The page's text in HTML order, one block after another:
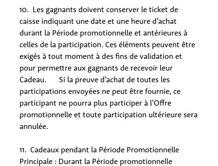
10. Les gagnants doivent conserver le ticket de
caisse indiquant une date et une heure d’achat
durant la Période promotionnelle et antérieures à
celles de la participation. Ces éléments peuvent être
exigés à tout moment à des fins de validation et
pour permettre aux gagnants de recevoir leur
Cadeau.
Si la preuve d’achat de toutes les
participations envoyées ne peut être fournie, ce
participant ne pourra plus participer à l’Offre
promotionnelle et toute participation ultérieure sera
annulée.
11. Cadeaux pendant la Période Promotionnelle
Principale : Durant la Période promotionnelle